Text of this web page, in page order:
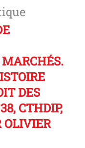
DES
CTHDIP,
OLIVIER